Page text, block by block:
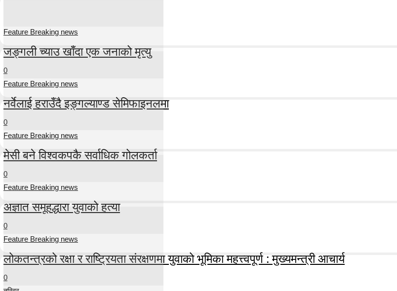
Feature Breaking news
जङ्गली च्याउ खाँदा एक जनाको मृत्यु
0
Feature Breaking news
नर्वेलाई हराउँदै इङ्गल्याण्ड सेमिफाइनलमा
0
Feature Breaking news
मेसी बने विश्वकपकै सर्वाधिक गोलकर्ता
0
Feature Breaking news
अज्ञात समूहद्धारा युवाको हत्या
0
Feature Breaking news
लोकतन्त्रको रक्षा र राष्ट्रियता संरक्षणमा युवाको भूमिका महत्त्वपूर्ण : मुख्यमन्त्री आचार्य
0